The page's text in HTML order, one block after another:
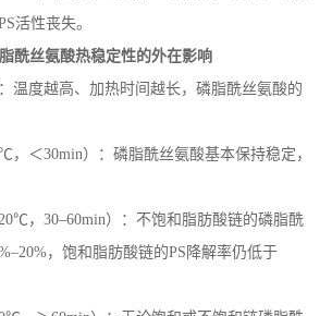
活性丧失。
酰丝氨酸热稳定性的外在影响
温度越高、加热时间越长，磷脂酰丝氨酸的
，＜30min）：磷脂酰丝氨酸基本保持稳定，
℃， 30–60min）：不饱和脂肪酸链的磷脂酰
–20%，饱和脂肪酸链的PS 降解率仍低于